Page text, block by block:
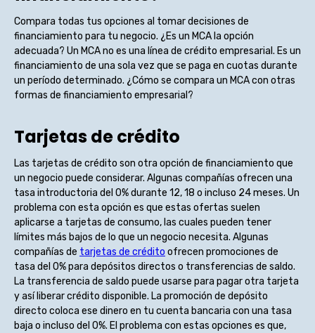
Compara todas tus opciones al tomar decisiones de
financiamiento para tu negocio. ¿Es un MCA la opción
adecuada? Un MCA no es una línea de crédito empresarial. Es un
financiamiento de una sola vez que se paga en cuotas durante
un período determinado. ¿Cómo se compara un MCA con otras
formas de financiamiento empresarial?
Tarjetas de crédito
Las tarjetas de crédito son otra opción de financiamiento que
un negocio puede considerar. Algunas compañías ofrecen una
tasa introductoria del 0% durante 12, 18 o incluso 24 meses. Un
problema con esta opción es que estas ofertas suelen
aplicarse a tarjetas de consumo, las cuales pueden tener
límites más bajos de lo que un negocio necesita. Algunas
compañías de tarjetas de crédito ofrecen promociones de
tasa del 0% para depósitos directos o transferencias de saldo.
La transferencia de saldo puede usarse para pagar otra tarjeta
y así liberar crédito disponible. La promoción de depósito
directo coloca ese dinero en tu cuenta bancaria con una tasa
baja o incluso del 0%. El problema con estas opciones es que,